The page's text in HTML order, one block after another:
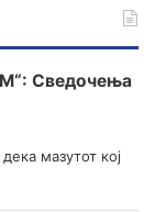
Сведочења
мазутот кој